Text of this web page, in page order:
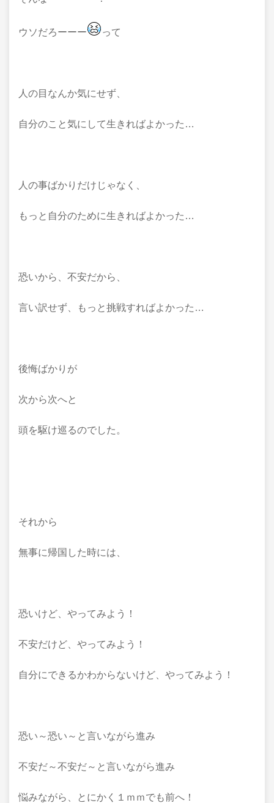
ウソだろーーー って
人の目なんか気にせず、
自分のこと気にして生きればよかった…
人の事ばかりだけじゃなく、
もっと自分のために生きればよかった…
恐いから、不安だから、
言い訳せず、もっと挑戦すればよかった…
後悔ばかりが
次から次へと
頭を駆け巡るのでした。
それから
無事に帰国した時には、
恐いけど、やってみよう！
不安だけど、やってみよう！
自分にできるかわからないけど、やってみよう！
恐い～恐い～と言いながら進み
不安だ～不安だ～と言いながら進み
悩みながら、とにかく１ｍｍでも前へ！